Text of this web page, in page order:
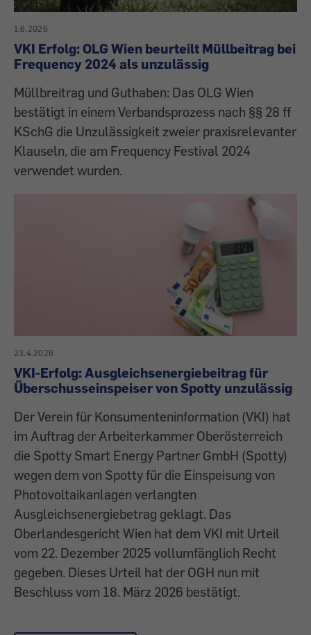
1.6.2026
VKI Erfolg: OLG Wien beurteilt Müllbeitrag bei
Frequency 2024 als unzulässig
Müllbreitrag und Guthaben: Das OLG Wien
bestätigt in einem Verbandsprozess nach §§ 28 ff
KSchG die Unzulässigkeit zweier praxisrelevanter
Klauseln, die am Frequency Festival 2024
verwendet wurden.
23.4.2026
VKI-Erfolg: Ausgleichsenergiebeitrag für
Überschusseinspeiser von Spotty unzulässig
Der Verein für Konsumenteninformation (VKI) hat
im Auftrag der Arbeiterkammer Oberösterreich
die Spotty Smart Energy Partner GmbH (Spotty)
wegen dem von Spotty für die Einspeisung von
Photovoltaikanlagen verlangten
Ausgleichsenergiebetrag geklagt. Das
Oberlandesgericht Wien hat dem VKI mit Urteil
vom 22. Dezember 2025 vollumfänglich Recht
gegeben. Dieses Urteil hat der OGH nun mit
Beschluss vom 18. März 2026 bestätigt.